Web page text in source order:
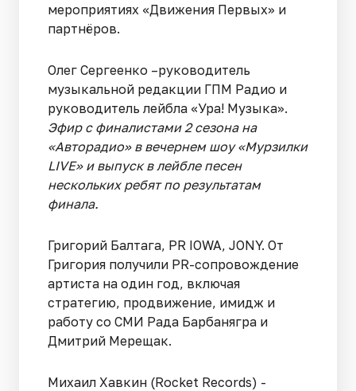
мероприятиях «Движения Первых» и
партнёров.
Олег Сергеенко –руководитель
музыкальной редакции ГПМ Радио и
руководитель лейбла «Ура! Музыка».
Эфир с финалистами 2 сезона на
«Авторадио» в вечернем шоу «Мурзилки
LIVE» и выпуск в лейбле песен
нескольких ребят по результатам
финала.
Григорий Балтага, PR IOWA, JONY. От
Григория получили PR-сопровождение
артиста на один год, включая
стратегию, продвижение, имидж и
работу со СМИ Рада Барбанягра и
Дмитрий Мерещак.
Михаил Хавкин (Rocket Records) -